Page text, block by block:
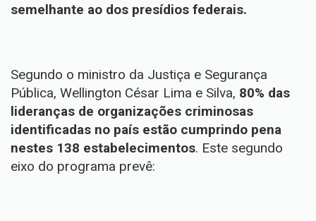
semelhante ao dos presídios federais.
Segundo o ministro da Justiça e Segurança
Pública, Wellington César Lima e Silva, 80% das
lideranças de organizações criminosas
identificadas no país estão cumprindo pena
nestes 138 estabelecimentos. Este segundo
eixo do programa prevê: